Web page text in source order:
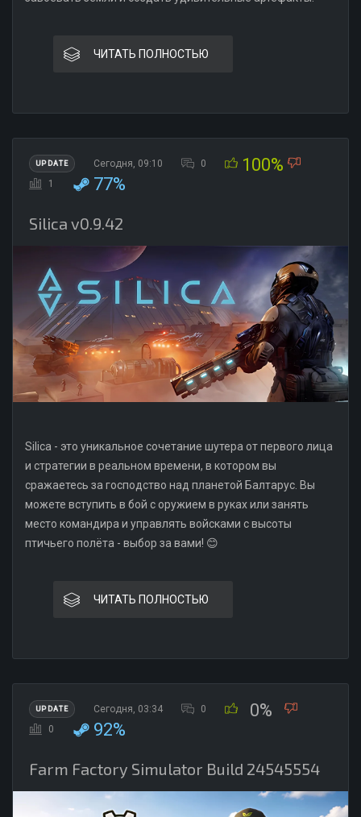
ЧИТАТЬ ПОЛНОСТЬЮ
UPDATE Сегодня, 09:10 0 100%
1 77%
Silica v0.9.42
Silica - это уникальное сочетание шутера от первого лица
и стратегии в реальном времени, в котором вы
сражаетесь за господство над планетой Балтарус. Вы
можете вступить в бой с оружием в руках или занять
место командира и управлять войсками с высоты
птичьего полёта - выбор за вами! 😊
ЧИТАТЬ ПОЛНОСТЬЮ
UPDATE Сегодня, 03:34 0 0%
0 92%
Farm Factory Simulator Build 24545554